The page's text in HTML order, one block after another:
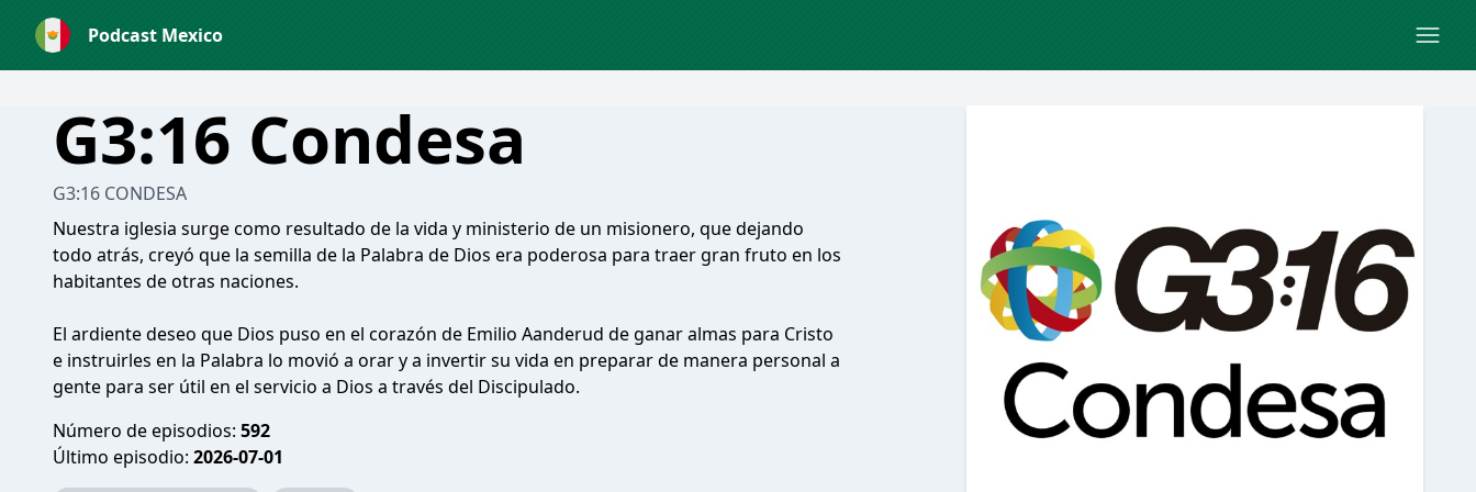
Podcast Mexico
G3:16 Condesa
G3:16 CONDESA
Nuestra iglesia surge como resultado de la vida y ministerio de un misionero, que dejando
todo atrás, creyó que la semilla de la Palabra de Dios era poderosa para traer gran fruto en los
habitantes de otras naciones.
El ardiente deseo que Dios puso en el corazón de Emilio Aanderud de ganar almas para Cristo
e instruirles en la Palabra lo movió a orar y a invertir su vida en preparar de manera personal a
gente para ser útil en el servicio a Dios a través del Discipulado.
Número de episodios: 592
Último episodio: 2026-07-01